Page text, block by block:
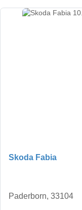
Skoda Fabia
Paderborn, 33104